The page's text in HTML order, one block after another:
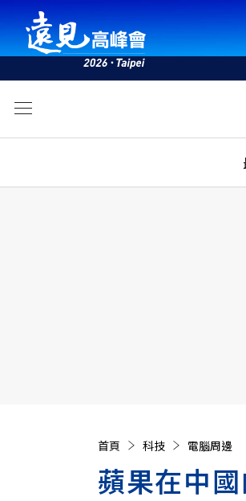
首頁 科技 電腦周邊
蘋果在中